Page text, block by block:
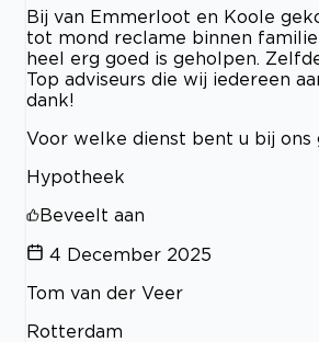
Bij van Emmerloot en Koole
tot mond reclame binnen
heel erg goed is geholpen.
Top adviseurs die wij iedereen
dank!
Voor welke dienst bent u bij ons
Hypotheek
Beveelt aan
4 December 2025
Tom van der Veer
Rotterdam